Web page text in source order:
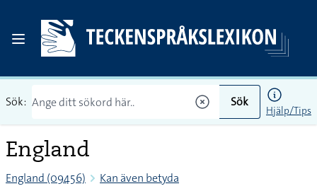
Sök: Sök
Hjälp/Tips
England
England (09456) Kan även betyda